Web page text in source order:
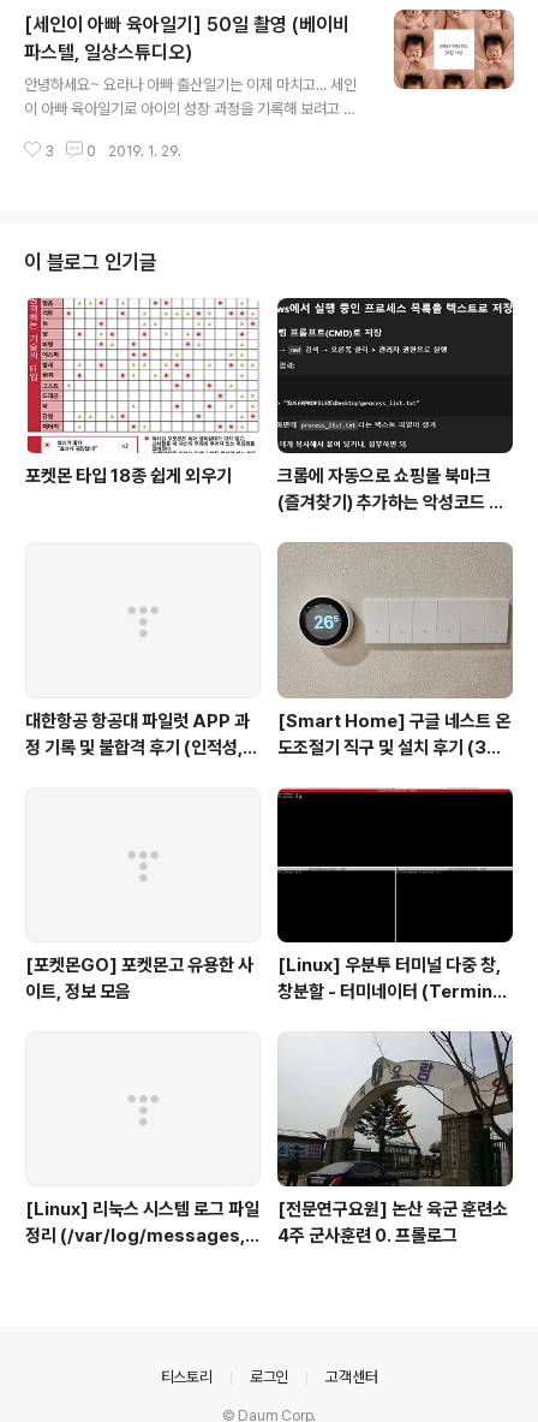
사진만 찍을 생각으로 간단하게 차렸는데... 주변 반응이 생
각보다 괜찮아서 포스팅하게 되었어요. 전체적인 100일상
구성이에요~ 꽃은 전부 양재 꽃시장 가서 사왔구요~ 뒤쪽
벽엔 다이소에서 꼬꼭핀 사서 달아놨어요. 중앙 의자는 범
보 의자에요~ 흰색 천만 덮어놓은 거구요. 고정 시키기 위
해 범보의자 목받침 (테이블로도 쓸 수 있는) 꽂을 때 천을
[세인이 아빠 육아일기] 50일 촬영 (베이비
파스텔, 일상스튜디오)
안녕하세요~ 요라나 아빠 출산일기는 이제 마치고... 세인
이 아빠 육아일기로 아이의 성장 과정을 기록해 보려고 해
지 100일이 지나서야 50일 촬영 포스팅을 올립니다..ㅜㅜ
상 스튜디오에서 해봤어요~ 산부인과, 조리원 연계가 되서
만삭 촬영, 신생아 촬영, 50일 촬영을 무료로 진행해주고,
미니 앨범을 제작해 준다고 하더라구요~ 50일 촬영은 조
금 더 큰 다음에 하는게 좋다 하여 60일 전후로 예약하여
진행했어요~ 두 군데 모두 무사히 촬영을 마치고, 둘 중
조..
3 0 2019. 1. 29.
이 블로그 인기글
포켓몬 타입 18종 쉽게 외우기
크롬에 자동으로 쇼핑몰 북마크
(즐겨찾기) 추가하는 악성코드 삭
servicepack)
대한항공 항공대 파일럿 APP 과
정 기록 및 불합격 후기 (인적성,
[Smart Home] 구글 네스트 온
도조절기 직구 및 설치 후기 (3세
[포켓몬GO] 포켓몬고 유용한 사
이트, 정보 모음
[Linux] 우분투 터미널 다중 창,
창분할 - 터미네이터 (Terminat
[Linux] 리눅스 시스템 로그 파일
정리 (/var/log/messages, s
[전문연구요원] 논산 육군 훈련소
4주 군사훈련 0. 프롤로그
티스토리 로그인 고객센터
© Daum Corp.